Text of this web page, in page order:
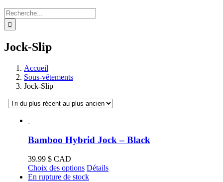
Recherche
de
:
Jock-Slip
Accueil
Sous-vêtements
Jock-Slip
Bamboo Hybrid Jock – Black
39.99 $ CAD
Choix des options Ce
produit
Détails
En rupture de stock